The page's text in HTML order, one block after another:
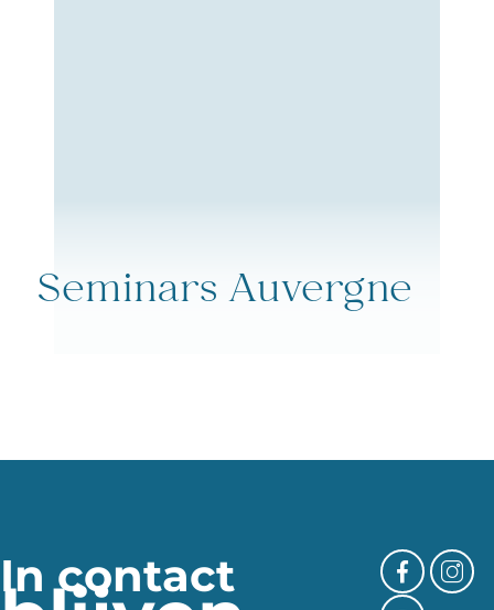
Seminars Auvergne
In contact